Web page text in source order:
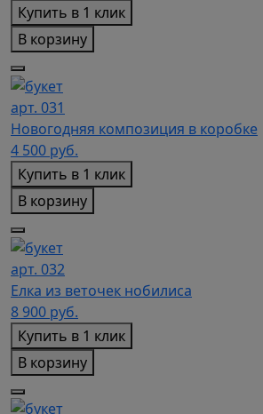
Купить в 1 клик
В корзину
арт. 031
Новогодняя композиция в коробке
4 500 руб.
Купить в 1 клик
В корзину
арт. 032
Елка из веточек нобилиса
8 900 руб.
Купить в 1 клик
В корзину